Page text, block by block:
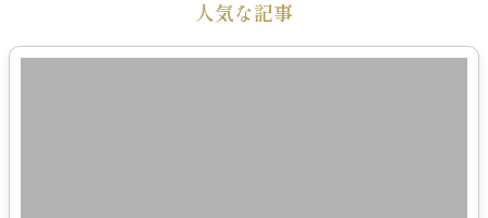
人気な記事